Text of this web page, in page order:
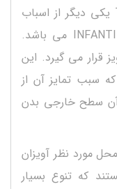
TEXTURED SENSORY PAL – OWL یکی دیگر از اسباب
بازی های تولید شده توسط برند INFANTINO می باشد.
می گیرد. این
سبب تمایز آن از
سطح خارجی بدن
مورد نظر آویزان
که تنوع بسیار